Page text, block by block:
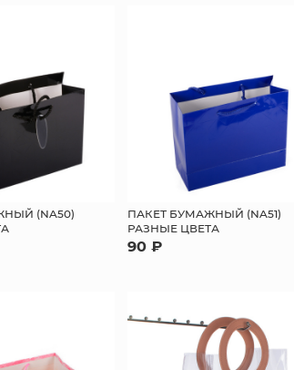
(NA50)
ПАКЕТ БУМАЖНЫЙ (NA51)
РАЗНЫЕ ЦВЕТА
90 ₽